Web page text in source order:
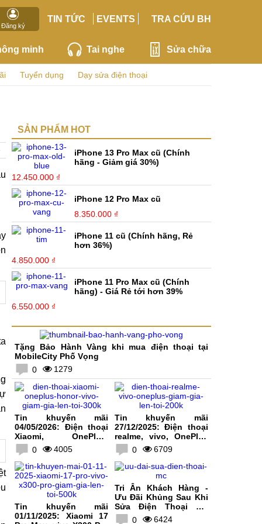
Đăng ký
TIN TỨC EVENTS TRA CỨU BH
minh Tai nghe Sửa chữa
Tuyển dụng Dạy sửa điện thoại
SẢN PHẨM HOT
iPhone 13 Pro Max cũ (Chính
hãng - Giảm giá 30%)
12.450.000 ₫
iPhone 12 Pro Max cũ
8.350.000 ₫
iPhone 11 cũ (Chính hãng, Rẻ
hơn 36%)
4.850.000 ₫
iPhone 11 Pro Max cũ (Chính
hãng) - Giá Rẻ tới hơn 39%
6.550.000 ₫
Tặng Bảo Hành Vàng khi mua điện thoại tại
MobileCity Phố Vọng
0
1279
Tin khuyến mãi
04/05/2026: Điện thoại
Xiaomi, OnePlus,
HONOR, vivo giảm giá
lên tới 300K
0 4005
Tin khuyến mãi
27/12/2025: Điện thoại
realme, vivo, OnePlus
giảm giá lên tới 200K
0 6709
Tin khuyến mãi
01/11/2025: Xiaomi 17
Tri Ân Khách Hàng -
Ưu Đãi Khủng Sau Khi
Sửa Điện Thoại Tại
MobileCity
0 6424